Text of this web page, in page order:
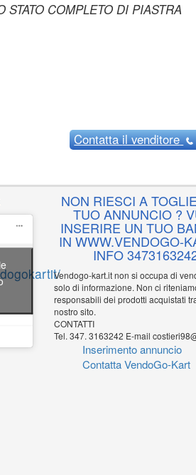
STATO COMPLETO DI PIASTRA
Contattail venditore
NON RIESCI A
TUO ANNUNCIO ?
INSERIRE UN TUO
IN WWW.VENDOGO-
INFO
Vendogo-kart.it non si occupa di
solo di informazione. Non ci
responsabili dei prodotti acquistati
nostro sito.
CONTATTI
Tel. 347. 3163242 E-mail
Inserimento annuncio
Contatta VendoGo-Kart